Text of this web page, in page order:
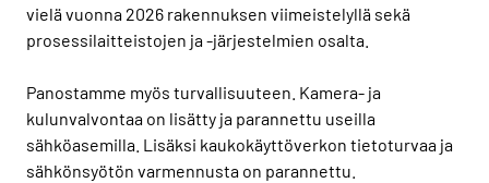
vielä vuonna 2026 rakennuksen viimeistelyllä sekä
prosessilaitteistojen ja -järjestelmien osalta.
Panostamme myös turvallisuuteen. Kamera- ja
kulunvalvontaa on lisätty ja parannettu useilla
sähköasemilla. Lisäksi kaukokäyttöverkon tietoturvaa ja
sähkönsyötön varmennusta on parannettu.